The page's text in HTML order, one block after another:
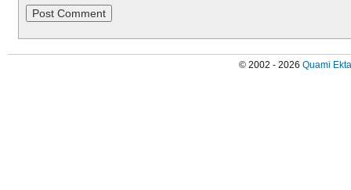
© 2002 - 2026 Quami